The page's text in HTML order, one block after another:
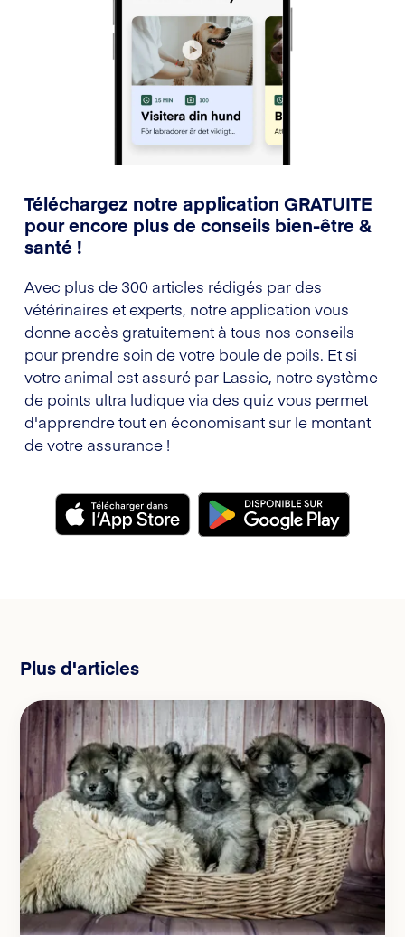
Téléchargez notre application GRATUITE
pour encore plus de conseils bien-être &
santé !
Avec plus de 300 articles rédigés par des
vétérinaires et experts, notre application vous
donne accès gratuitement à tous nos conseils
pour prendre soin de votre boule de poils. Et si
votre animal est assuré par Lassie, notre système
de points ultra ludique via des quiz vous permet
d'apprendre tout en économisant sur le montant
de votre assurance !
Plus d'articles